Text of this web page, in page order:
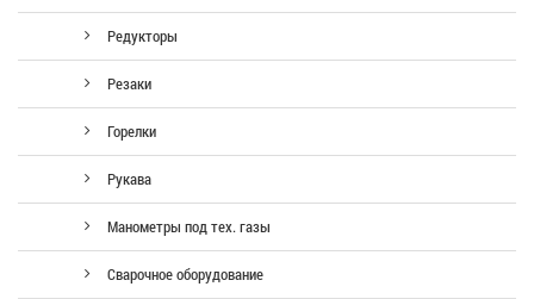
Редукторы
Резаки
Горелки
Рукава
Манометры под тех. газы
Сварочное оборудование